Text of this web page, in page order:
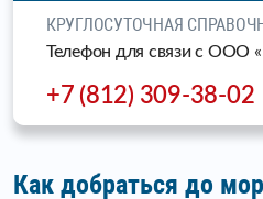
КРУГЛОСУТОЧНАЯ
Телефон для связи c ООО
+7 (812) 309-38-02
Как добраться до